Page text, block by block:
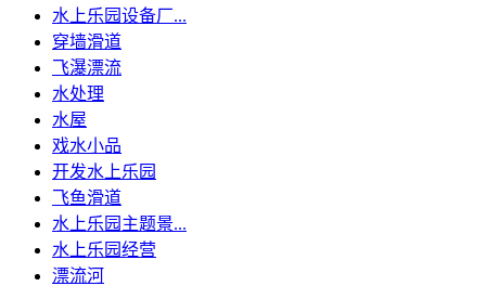
水上乐园设备厂...
穿墙滑道
飞瀑漂流
水处理
水屋
戏水小品
开发水上乐园
飞鱼滑道
水上乐园主题景...
水上乐园经营
漂流河